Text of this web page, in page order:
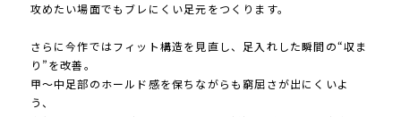
攻めたい場面でもブレにくい足元をつくります。
さらに今作ではフィット構造を見直し、足入れした瞬間の“収ま
り”を改善。
甲～中足部のホールド感を保ちながらも窮屈さが出にくいよ
う、